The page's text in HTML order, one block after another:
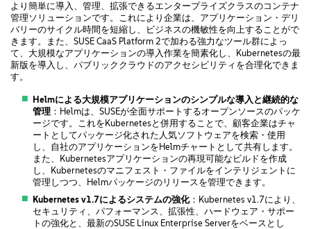
より簡単に導入、管理、拡張できるエンタープライズクラスのコンテナ
管理ソリューションです。これにより企業は、アプリケーション・デリ
バリーのサイクル時間を短縮し、ビジネスの機敏性を向上することがで
きます。また、SUSE CaaS Platform 2で加わる強力なツール群によっ
て、大規模なアプリケーションの導入作業を簡素化し、Kubernetesの最
新版を導入し、パブリッククラウドのアクセシビリティを合理化できま
す。
Helmによる大規模アプリケーションのシンプルな導入と継続的な
管理 ：Helmは、SUSEが全面サポートするオープンソースのパッケ
ージです。これをKubernetesと併用することで、顧客企業はチャ
ートとしてパッケージ化された人気ソフトウェアを検索・使用
し、自社のアプリケーションをHelmチャートとして共有します。
また、Kubernetesアプリケーションの再現可能なビルドを作成
し、Kubernetesのマニフェスト・ファイルをインテリジェントに
管理しつつ、Helmパッケージのリリースを管理できます。
Kubernetes v1.7によるシステムの強化：Kubernetes v1.7により、
セキュリティ、パフォーマンス、拡張性、ハードウェア・サポー
トの強化と、最新のSUSE Linux Enterprise Serverをベースとし